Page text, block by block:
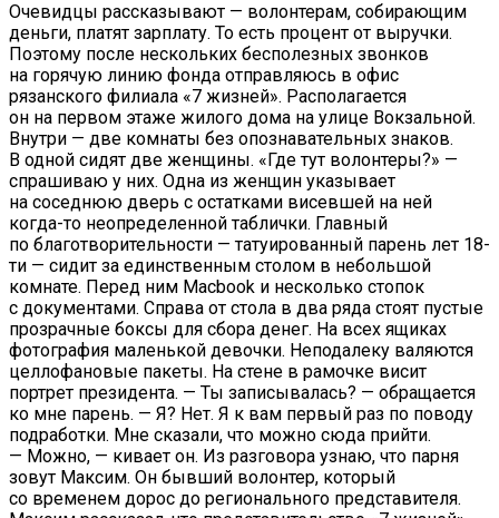
Очевидцы рассказывают — волонтерам, собирающим
деньги, платят зарплату. То есть процент от выручки.
Поэтому после нескольких бесполезных звонков
на горячую линию фонда отправляюсь в офис
рязанского филиала «7 жизней». Располагается
он на первом этаже жилого дома на улице Вокзальной.
Внутри — две комнаты без опознавательных знаков.
В одной сидят две женщины. «Где тут волонтеры?» —
спрашиваю у них. Одна из женщин указывает
на соседнюю дверь с остатками висевшей на ней
когда-то неопределенной таблички. Главный
по благотворительности — татуированный парень лет 18-
ти — сидит за единственным столом в небольшой
комнате. Перед ним Macbook и несколько стопок
с документами. Справа от стола в два ряда стоят пустые
прозрачные боксы для сбора денег. На всех ящиках
фотография маленькой девочки. Неподалеку валяются
целлофановые пакеты. На стене в рамочке висит
портрет президента. — Ты записывалась? — обращается
ко мне парень. — Я? Нет. Я к вам первый раз по поводу
подработки. Мне сказали, что можно сюда прийти.
— Можно, — кивает он. Из разговора узнаю, что парня
зовут Максим. Он бывший волонтер, который
со временем дорос до регионального представителя.